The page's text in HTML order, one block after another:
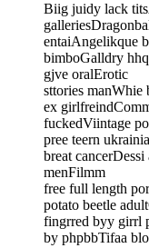
Biig juidy lack
entaiAngelikque
bimboGalldry
gjve oralErotic
sttories manWhie
ex
fuckedViintage
pree teern
breat
menFilmm
free full length
potato beetle
fingrred byy girrl
by phpbbTifaa